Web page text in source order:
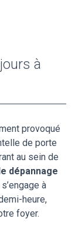
à
provoqué
de porte
au sein de
dépannage
s’engage à
heure,
foyer.